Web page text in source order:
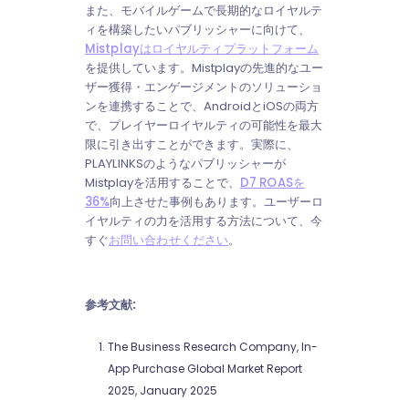
また、モバイルゲームで長期的なロイヤルテ
ィを構築したいパブリッシャーに向けて、
Mistplayはロイヤルティプラットフォーム
を提供しています。Mistplayの先進的なユー
ザー獲得・エンゲージメントのソリューショ
ンを連携することで、AndroidとiOSの両方
で、プレイヤーロイヤルティの可能性を最大
限に引き出すことができます。実際に、
PLAYLINKSのようなパブリッシャーが
Mistplayを活用することで、 D7 ROASを
36%向上させた事例もあります。ユーザーロ
イヤルティの力を活用する方法について、今
すぐお問い合わせください。
参考文献:
The Business Research Company, In-
App Purchase Global Market Report
2025, January 2025